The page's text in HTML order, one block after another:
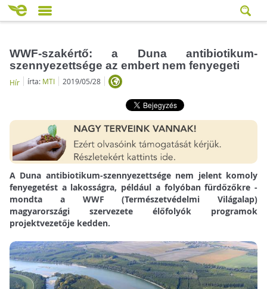
WWF-szakértő: a Duna antibiotikum-
szennyezettsége az embert nem fenyegeti
Hír írta: MTI 2019/05/28
A Duna antibiotikum-szennyezettsége nem jelent komoly
fenyegetést a lakosságra, például a folyóban fürdőzőkre -
mondta a WWF (Természetvédelmi Világalap)
magyarországi szervezete élőfolyók programok
projektvezetője kedden.